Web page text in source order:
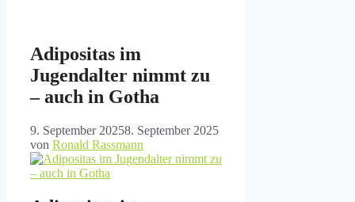
Adipositas im
Jugendalter nimmt zu
– auch in Gotha
9. September 20258. September 2025
von Ronald Rassmann